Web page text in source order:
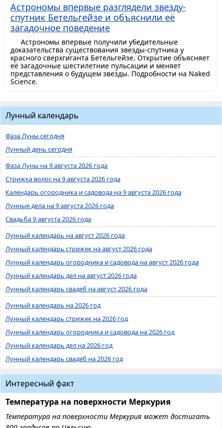
Астрономы впервые разглядели звезду-
спутник Бетельгейзе и объяснили её
загадочное поведение
Астрономы впервые получили убедительные
доказательства существования звезды-спутника у
красного сверхгиганта Бетельгейзе. Открытие объясняет
её загадочные шестилетние пульсации и меняет
представления о будущем звезды. Подробности на Naked
Science.
Лунный календарь
Фаза Луны сегодня
Лунный день сегодня
Фаза Луны на 9 августа 2026 года
Стрижка волос на 9 августа 2026 года
Календарь огородника и садовода на 9 августа 2026 года
Лунные дела на 9 августа 2026 года
Свадьба 9 августа 2026 года
Лунный календарь на август 2026 года
Лунный календарь стрижек на август 2026 года
Лунный календарь огородника и садовода на август 2026 года
Лунный календарь дел на август 2026 года
Лунный календарь свадеб на август 2026 года
Лунный календарь на 2026 год
Лунный календарь стрижек на 2026 год
Лунный календарь огородника и садовода на 2026 год
Лунный календарь дел на 2026 год
Лунный календарь свадеб на 2026 год
Интересный факт
Температура на поверхности Меркурия
Температура на поверхности Меркурия может достигать